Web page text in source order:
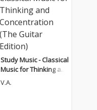
Study Music - Classical
Music for Thinking an
d Concentration (The
V.A.